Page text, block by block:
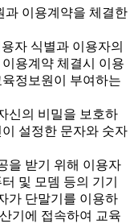
이용계약을 체결한
자 식별과 이용자의
용계약 체결시 이용
정보원이 부여하는
신의 비밀을 보호하
설정한 문자와 숫자
을 받기 위해 이용자
및 모뎀 등의 기기
가 단말기를 이용하
기에 접속하여 교육